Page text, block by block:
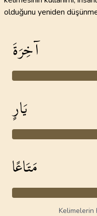
olduğunu yeniden
آخِرَةَ
يَارٍ
مَتَاعًا
Kelimelerin